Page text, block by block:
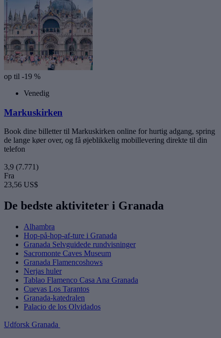
op til -19 %
Venedig
Markuskirken
Book dine billetter til Markuskirken online for hurtig adgang, spring
de lange køer over, og få øjeblikkelig mobillevering direkte til din
telefon
3,9 (7.771)
Fra
23,56 US$
De bedste aktiviteter i Granada
Alhambra
Hop-på-hop-af-ture i Granada
Granada Selvguidede rundvisninger
Sacromonte Caves Museum
Granada Flamencoshows
Nerjas huler
Tablao Flamenco Casa Ana Granada
Cuevas Los Tarantos
Granada-katedralen
Palacio de los Olvidados
Udforsk Granada